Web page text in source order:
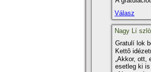
Válasz
Nagy Lí
Gratulí lok
Kettô
„Akkor, ott,
esetleg ki